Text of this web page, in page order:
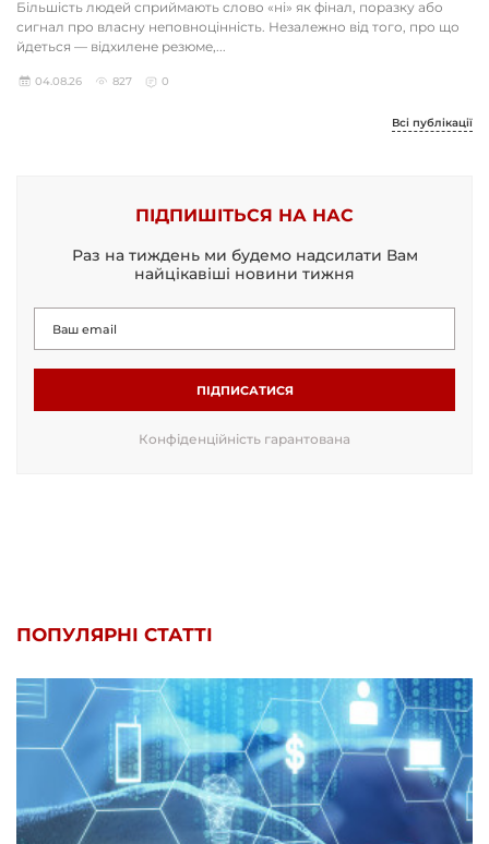
Більшість людей сприймають слово «ні» як фінал, поразку або
сигнал про власну неповноцінність. Незалежно від того, про що
йдеться — відхилене резюме,...
04.08.26 827 0
Всі публікації
ПІДПИШІТЬСЯ НА НАС
Раз на тиждень ми будемо надсилати Вам
найцікавіші новини тижня
ПІДПИСАТИСЯ
Конфіденційність гарантована
ПОПУЛЯРНІ СТАТТІ